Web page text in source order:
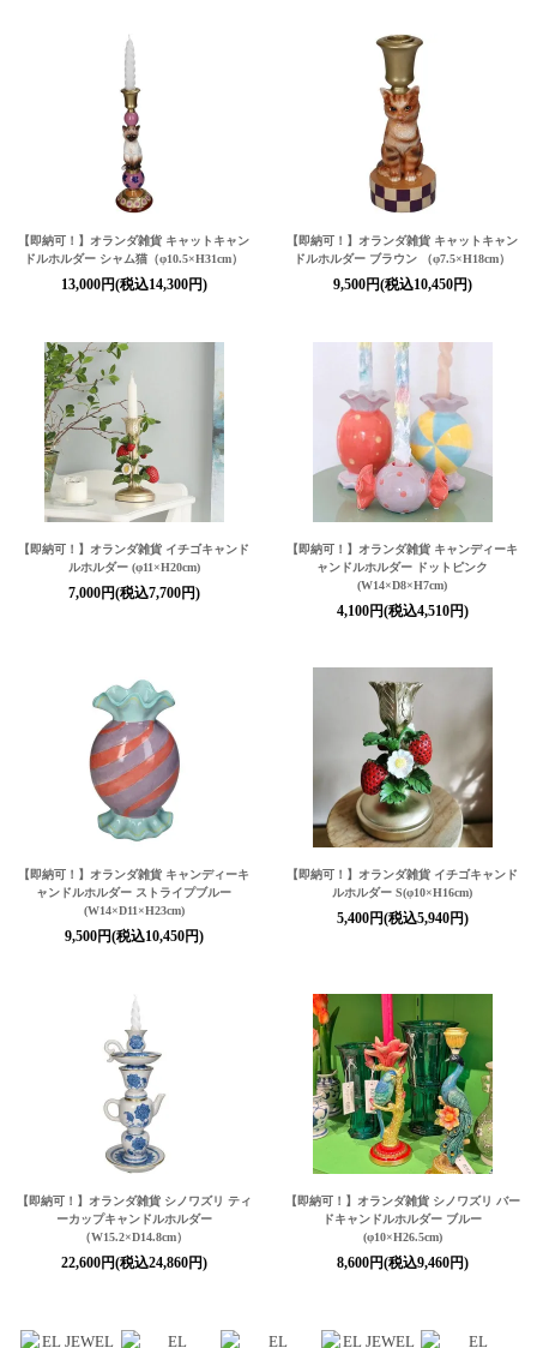
【即納可！】オランダ雑貨 キャットキャン
ドルホルダー シャム猫（φ10.5×H31cm）
13,000円(税込14,300円)
【即納可！】オランダ雑貨 キャットキャン
ドルホルダー ブラウン （φ7.5×H18cm）
9,500円(税込10,450円)
【即納可！】オランダ雑貨 イチゴキャンド
ルホルダー (φ11×H20cm)
7,000円(税込7,700円)
【即納可！】オランダ雑貨 キャンディーキ
ャンドルホルダー ドットピンク
(W14×D8×H7cm)
4,100円(税込4,510円)
【即納可！】オランダ雑貨 キャンディーキ
ャンドルホルダー ストライプブルー
(W14×D11×H23cm)
9,500円(税込10,450円)
【即納可！】オランダ雑貨 イチゴキャンド
ルホルダー S(φ10×H16cm)
5,400円(税込5,940円)
【即納可！】オランダ雑貨 シノワズリ ティ
ーカップキャンドルホルダー
（W15.2×D14.8cm）
22,600円(税込24,860円)
【即納可！】オランダ雑貨 シノワズリ バー
ドキャンドルホルダー ブルー
(φ10×H26.5cm)
8,600円(税込9,460円)